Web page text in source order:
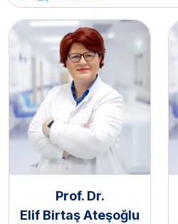
Prof. Dr.
Elif Birtaş Ateşoğlu